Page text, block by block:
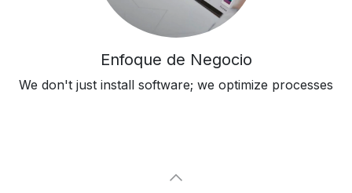
Enfoque de Negocio
We don't just install software; we optimize processes